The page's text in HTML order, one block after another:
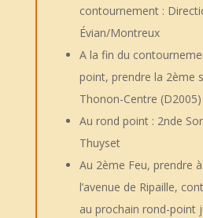
contournement :
Évian/Montreux
A la fin du
point, prendre la 2ème
Thonon-Centre (D2005)
Au rond point : 2nde
Thuyset
Au 2ème Feu, prendre
l’avenue de Ripaille,
au prochain rond-point